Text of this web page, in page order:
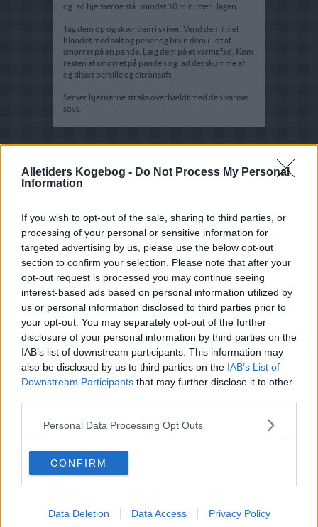
Alletiders Kogebog - Do Not Process My Personal
Information
If you wish to opt-out of the sale, sharing to third parties, or
processing of your personal or sensitive information for
targeted advertising by us, please use the below opt-out
section to confirm your selection. Please note that after your
opt-out request is processed you may continue seeing
interest-based ads based on personal information utilized by
us or personal information disclosed to third parties prior to
your opt-out. You may separately opt-out of the further
disclosure of your personal information by third parties on the
IAB’s list of downstream participants. This information may
also be disclosed by us to third parties on the IAB’s List of
Downstream Participants that may further disclose it to other
Personal Data Processing Opt Outs
CONFIRM
Data Deletion Data Access Privacy Policy
og lad hjernerne stå i mindst 10 minutter i lagen.
Tag dem op og skær dem i skiver. Vend dem i mel
blandet med salt og peber og brun dem i lidt af
smørret på en pande. Læg dem på et varmt fad. Kom
resten af smørret på panden og lad det skumme af
og tilsæt persille og citronsaft.
Server hjernerne straks overhældt med den varme
sovs.
Opskriftsinfo
Hovedingrediens :Lammekød-Lammehjerne
Indsendt :2002-01-01
Bedøm retten